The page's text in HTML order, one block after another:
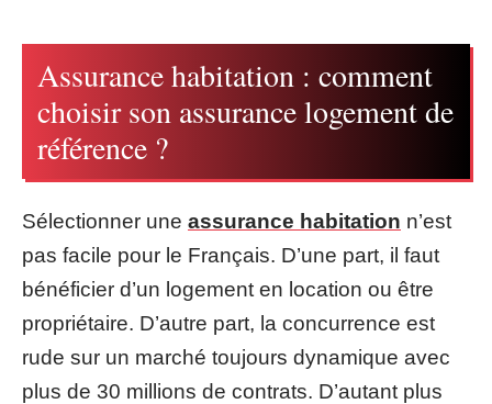
Assurance habitation : comment
choisir son assurance logement de
référence ?
Sélectionner une assurance habitation n’est
pas facile pour le Français. D’une part, il faut
bénéficier d’un logement en location ou être
propriétaire. D’autre part, la concurrence est
rude sur un marché toujours dynamique avec
plus de 30 millions de contrats. D’autant plus